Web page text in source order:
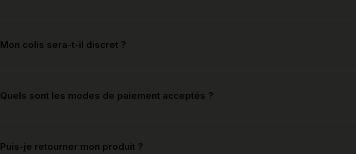
Mon colis sera-t-il discret ?
Quels sont les modes de paiement acceptés ?
Puis-je retourner mon produit ?